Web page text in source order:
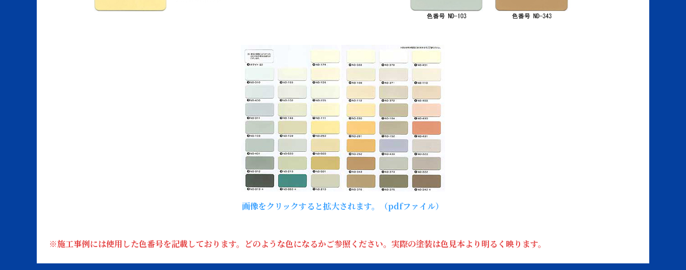
画像をクリックすると拡大されます。（pdfファイル）
※施工事例には使用した色番号を記載しております。どのような色になるかご参照ください。実際の塗装は色見本より明るく映ります。